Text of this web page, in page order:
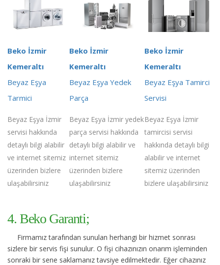
Beko İzmir
Kemeraltı
Beyaz Eşya
Tarmici
Beyaz Eşya İzmir
servisi hakkında
detaylı bilgi alabilir
ve internet sitemiz
üzerinden bizlere
ulaşabilirsiniz
Beko İzmir
Kemeraltı
Beyaz Eşya Yedek
Parça
Beyaz Eşya İzmir yedek
parça servisi hakkında
detaylı bilgi alabilir ve
internet sitemiz
üzerinden bizlere
ulaşabilirsiniz
Beko İzmir
Kemeraltı
Beyaz Eşya Tamirci
Servisi
Beyaz Eşya İzmir
tamircisi servisi
hakkında detaylı bilgi
alabilir ve internet
sitemiz üzerinden
bizlere ulaşabilirsiniz
4. Beko Garanti;
Firmamız tarafından sunulan herhangi bir hizmet sonrası
sizlere bir servis fişi sunulur. O fişi cihazınızın onarım işleminden
sonraki bir sene saklamanız tavsiye edilmektedir. Eğer cihazınız